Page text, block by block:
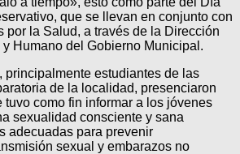
que se llevan en conjunto con
por la Salud, a través de la Dirección
Humano del Gobierno Municipal.
principalmente estudiantes de las
de la localidad, presenciaron
tuvo como fin informar a los jóvenes
sexualidad consciente y sana
adecuadas para prevenir
sexual y embarazos no